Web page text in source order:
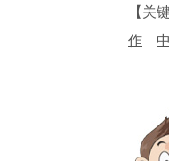
【关
作